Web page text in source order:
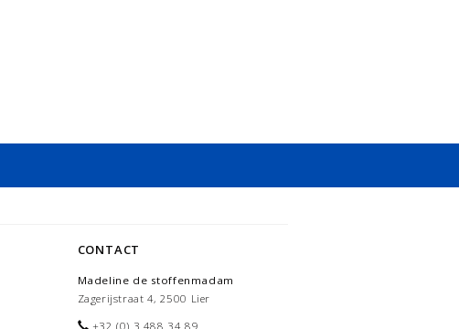
CONTACT
Madeline de stoffenmadam
Zagerijstraat 4, 2500 Lier
+32 (0) 3 488 34 89